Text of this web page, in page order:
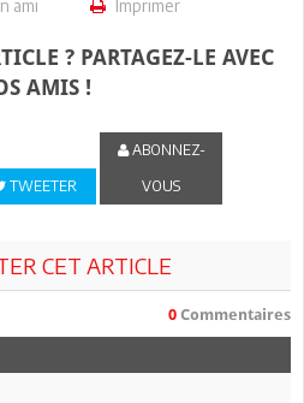
ami Imprimer
? PARTAGEZ-LE AVEC
AMIS !
TWEETER
ABONNEZ-
VOUS
CET ARTICLE
0 Commentaires